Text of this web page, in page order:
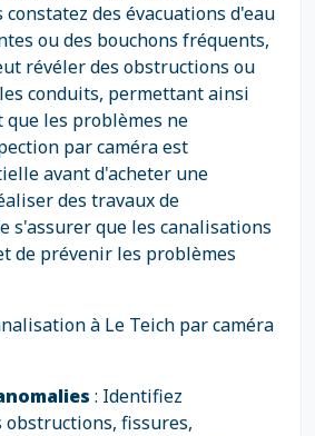
constatez des évacuations d'eau
ou des bouchons fréquents,
révéler des obstructions ou
conduits, permettant ainsi
les problèmes ne
par caméra est
avant d'acheter une
des travaux de
s'assurer que les canalisations
de prévenir les problèmes
à Le Teich par caméra
: Identifiez
fissures,